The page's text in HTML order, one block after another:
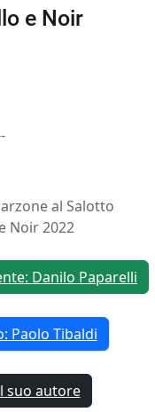
e Noir
al Salotto
Noir 2022
Danilo Paparelli
Paolo Tibaldi
suo autore